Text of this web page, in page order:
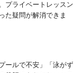
プライベートレッスン
た疑問が解消できま
ールで不安」「泳がず